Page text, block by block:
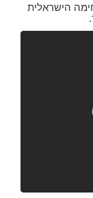
הישראלית